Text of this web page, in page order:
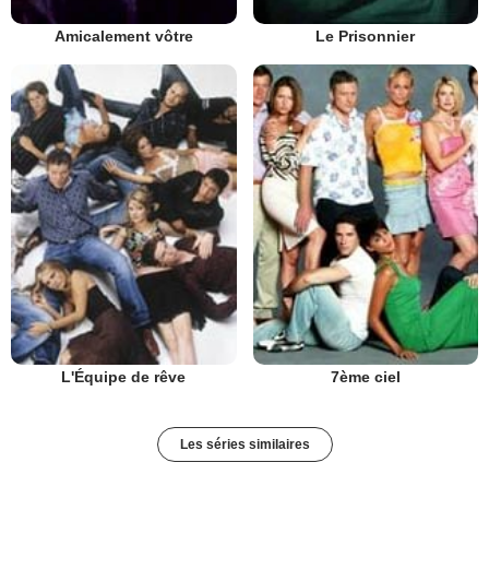
Amicalement vôtre Le Prisonnier
L'Équipe de rêve 7ème ciel
Les séries similaires